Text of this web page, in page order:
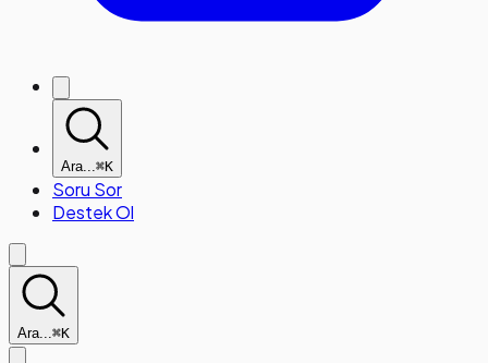
Ara...⌘K
Soru Sor
Destek Ol
Ara...⌘K